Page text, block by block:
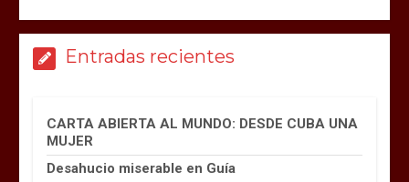
Entradas recientes
CARTA ABIERTA AL MUNDO: DESDE CUBA UNA
MUJER
Desahucio miserable en Guía